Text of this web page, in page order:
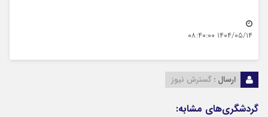
۱۴۰۴/۰۵/۱۴ ۰۸:۴۰:۰۰
ارسال : گسترش نیوز
گردشگری‌های مشابه: